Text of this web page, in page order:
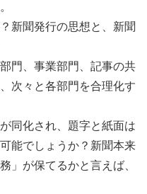
新聞発行の思想と、新聞
門、事業部門、記事の共
次々と各部門を合理化す
同化され、題字と紙面は
能でしょうか？新聞本来
」が保てるかと言えば、